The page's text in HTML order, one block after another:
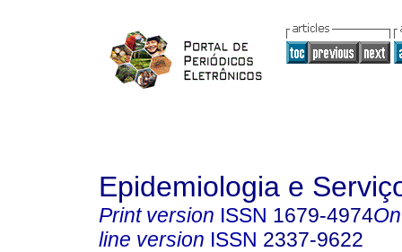
Epidemiologia e
Print version ISSN 1679-4974
line version ISSN 2337-9622